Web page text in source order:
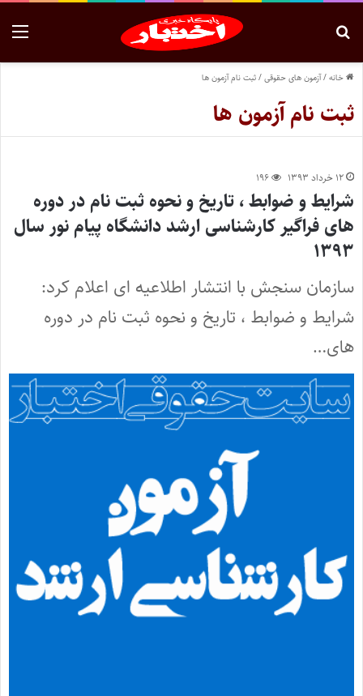
خانه/آزمون های حقوقی/ثبت نام آزمون ها
ثبت نام آزمون ها
۱۲ خرداد ۱۳۹۳ ۱۹۶
شرایط و ضوابط ، تاریخ و نحوه ثبت نام در دوره
های فراگیر کارشناسی ارشد دانشگاه پیام نور سال
۱۳۹۳
سازمان سنجش با انتشار اطلاعیه ای اعلام کرد:
شرایط و ضوابط ، تاریخ و نحوه ثبت نام در دوره
های…